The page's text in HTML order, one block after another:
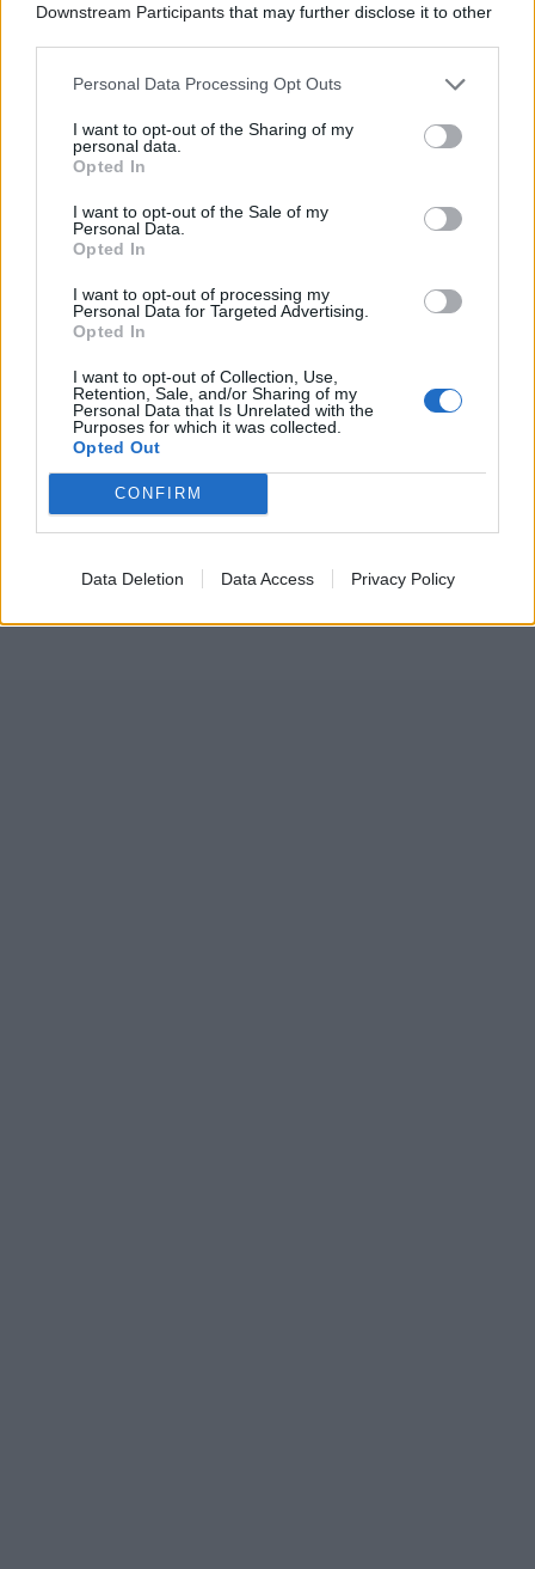
Downstream Participants that may further disclose it to other
Personal Data Processing Opt Outs
I want to opt-out of the Sharing of my
personal data.
Opted In
I want to opt-out of the Sale of my
Personal Data.
Opted In
I want to opt-out of processing my
Personal Data for Targeted Advertising.
Opted In
I want to opt-out of Collection, Use,
Retention, Sale, and/or Sharing of my
Personal Data that Is Unrelated with the
Purposes for which it was collected.
Opted Out
CONFIRM
Data Deletion Data Access Privacy Policy